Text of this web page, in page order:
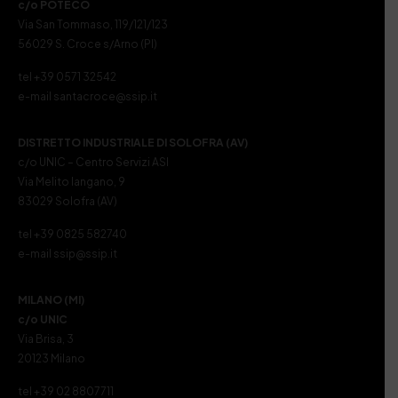
c/o POTECO
Via San Tommaso, 119/121/123
56029 S. Croce s/Arno (PI)
tel +39 0571 32542
e-mail santacroce@ssip.it
DISTRETTO INDUSTRIALE DI SOLOFRA (AV)
c/o UNIC – Centro Servizi ASI
Via Melito Iangano, 9
83029 Solofra (AV)
tel +39 0825 582740
e-mail ssip@ssip.it
MILANO (MI)
c/o UNIC
Via Brisa, 3
20123 Milano
tel +39 02 8807711